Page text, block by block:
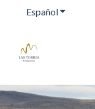
Español